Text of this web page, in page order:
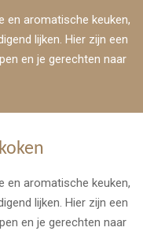
en aromatische keuken,
lijken. Hier zijn een
en je gerechten naar
en aromatische keuken,
lijken. Hier zijn een
en je gerechten naar